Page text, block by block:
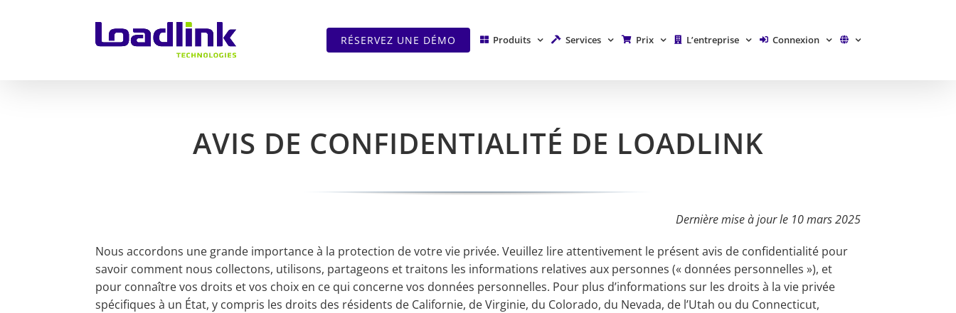
RÉSERVEZ UNE DÉMO Produits Services Prix L’entreprise Connexion
AVIS DE CONFIDENTIALITÉ DE LOADLINK
Dernière mise à jour le 10 mars 2025
Nous accordons une grande importance à la protection de votre vie privée. Veuillez lire attentivement le présent avis de confidentialité pour
savoir comment nous collectons, utilisons, partageons et traitons les informations relatives aux personnes (« données personnelles »), et
pour connaître vos droits et vos choix en ce qui concerne vos données personnelles. Pour plus d’informations sur les droits à la vie privée
spécifiques à un État, y compris les droits des résidents de Californie, de Virginie, du Colorado, du Nevada, de l’Utah ou du Connecticut,